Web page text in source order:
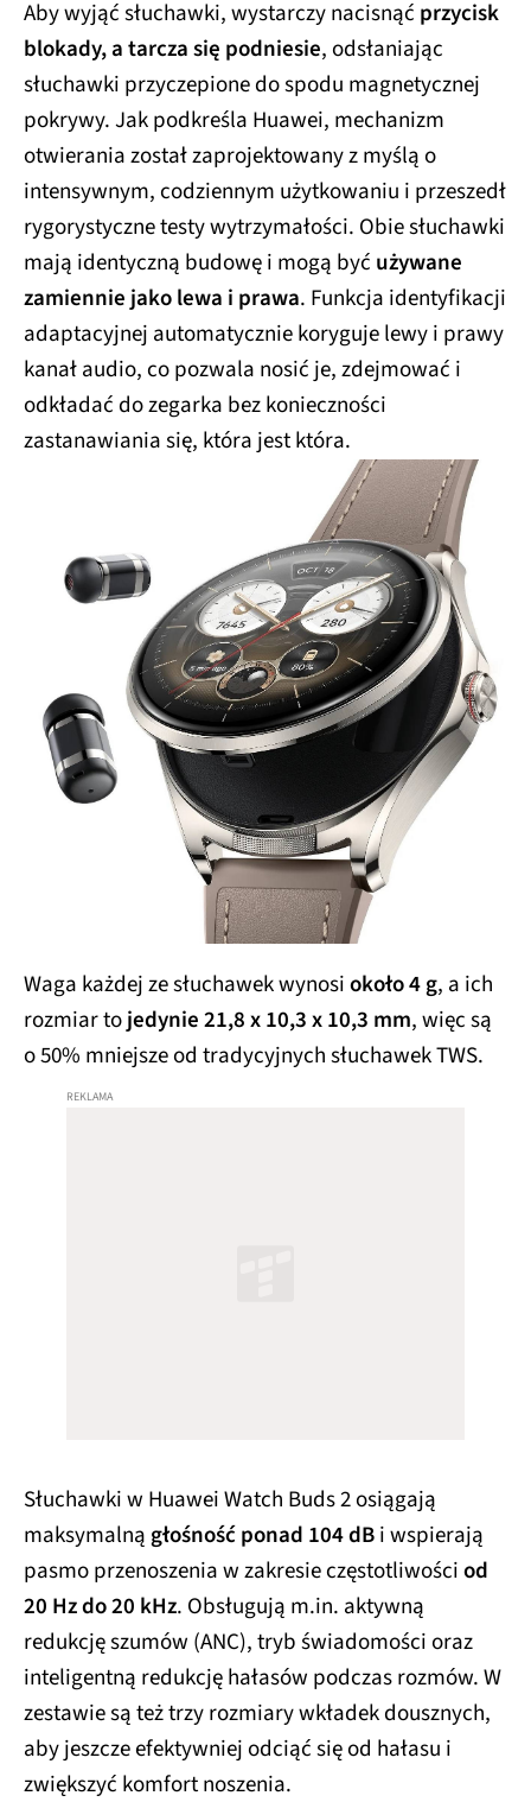
Aby wyjąć słuchawki, wystarczy nacisnąć przycisk
blokady, a tarcza się podniesie, odsłaniając
słuchawki przyczepione do spodu magnetycznej
pokrywy. Jak podkreśla Huawei, mechanizm
otwierania został zaprojektowany z myślą o
intensywnym, codziennym użytkowaniu i przeszedł
rygorystyczne testy wytrzymałości. Obie słuchawki
mają identyczną budowę i mogą być używane
zamiennie jako lewa i prawa. Funkcja identyfikacji
adaptacyjnej automatycznie koryguje lewy i prawy
kanał audio, co pozwala nosić je, zdejmować i
odkładać do zegarka bez konieczności
zastanawiania się, która jest która.
Waga każdej ze słuchawek wynosiokoło 4 g, a ich
rozmiar tojedynie 21,8 x 10,3 x 10,3 mm, więc są
o 50% mniejsze od tradycyjnych słuchawek TWS.
Słuchawki w Huawei Watch Buds 2 osiągają
maksymalnągłośność ponad 104 dBi wspierają
pasmo przenoszenia w zakresie częstotliwościod
20 Hz do 20 kHz. Obsługują m.in. aktywną
redukcję szumów (ANC), tryb świadomości oraz
inteligentną redukcję hałasów podczas rozmów. W
zestawie są też trzy rozmiary wkładek dousznych,
aby jeszcze efektywniej odciąć się od hałasu i
zwiększyć komfort noszenia.